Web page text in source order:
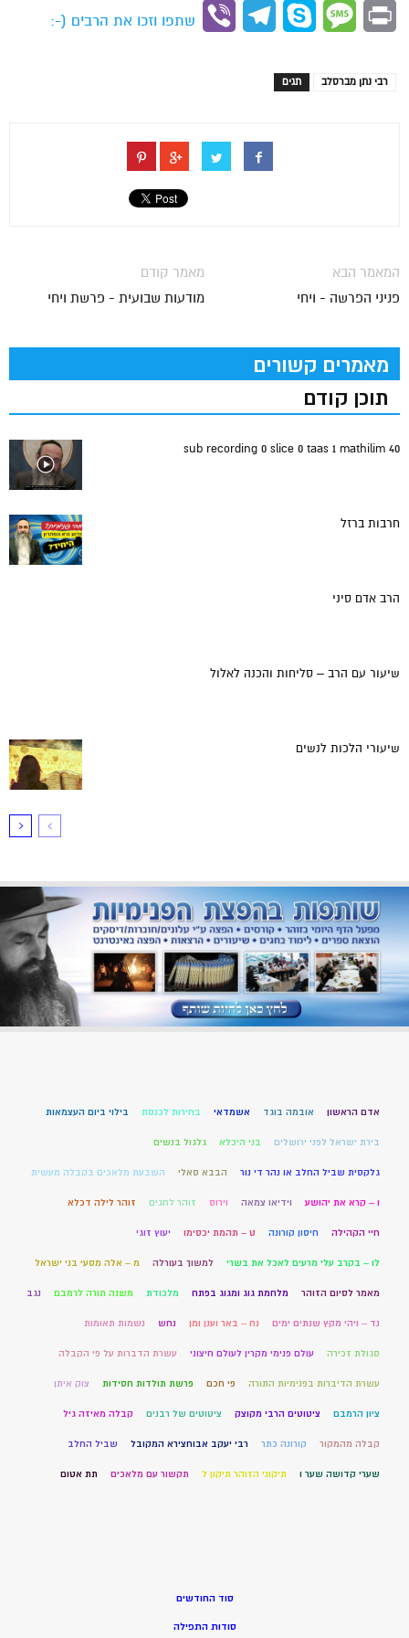
Print
Message
Skype
Telegram
Viber
שתפו וזכו את הרבים (-:
תגים רבי נתן מברסלב
מאמר קודם
מודעות שבועית - פרשת ויחי
המאמר הבא
פניני הפרשה - ויחי
מאמרים קשורים
תוכן קודם
sub recording 0 slice 0 taas 1 mathilim 40
חרבות ברזל
הרב אדם סיני
שיעור עם הרב – סליחות והכנה לאלול
שיעורי הלכות לנשים
אדם הראשון אובמה בוגד אשמדאי בחירות לכנסת בילוי ביום העצמאות
בירת ישראל לפני ירושלים בני היכלא גלגול בנשים
גלקסית שביל החלב או נהר די נור הבבא סאלי השבעת מלאכים בקבלה מעשית
ו – קרא את יהושע וידיאו צמאה וירוס זוהר לחגים זוהר לילה דכלא
חיי הקהילה חיסון קורונה ט – תהמת יכסימו יעוץ זוגי
לו – בקרב עלי מרעים לאכל את בשרי למשוך בעורלה מ – אלה מסעי בני ישראל
מאמר לסיום הזוהר מלחמת גוג ומגוג בפתח מלכודת משנה תורה לרמבם נגב
נד – ויהי מקץ שנתים ימים נח – באר וענן ומן נחש נשמות תאומות
סגולת זכירה עולם פנימי מקרין לעולם חיצוני עשרת הדברות על פי הקבלה
עשרת הדיברות בפנימיות התורה פי חכם פרשת תולדות חסידות צוק איתן
ציון הרמבם ציטוטים הרבי מקוצק ציטוטים של רבנים קבלה מאיזה גיל
קבלה מהמקור קורונה כתר רבי יעקב אבוחצירא המקובל שביל החלב
שערי קדושה שער ו תיקוני הזוהר תיקון ל תקשור עם מלאכים תת אטום
סוד החודשים
סודות התפילה